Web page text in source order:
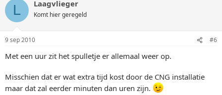
L Laagvlieger
Komt hier geregeld
9 sep 2010 #6
Met een uur zit het spulletje er allemaal weer op.
Misschien dat er wat extra tijd kost door de CNG installatie
maar dat zal eerder minuten dan uren zijn.